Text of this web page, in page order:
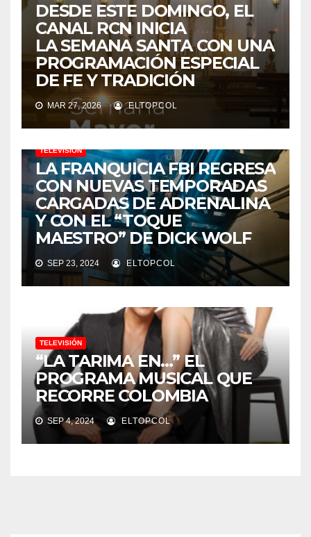
DESDE ESTE DOMINGO, EL
CANAL RCN INICIA
LA SEMANA SANTA CON UNA
PROGRAMACIÓN ESPECIAL
DE FE Y TRADICIÓN
MAR 27, 2026 ELTOPCOL
TELEVISIÓN
LA FRANQUICIA FBI REGRESA
CON NUEVAS TEMPORADAS
CARGADAS DE ADRENALINA
Y CON EL “TOQUE
MAESTRO” DE DICK WOLF
SEP 23, 2024 ELTOPCOL
TELEVISIÓN
“LA TARIMA EN…” EL
PROGRAMA MUSICAL QUE
RECORRE COLOMBIA
SEP 4, 2024 ELTOPCOL